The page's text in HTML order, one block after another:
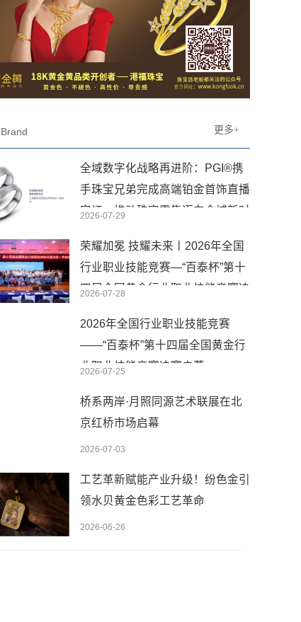
Brand 更多+
全域数字化战略再进阶：PGI®携
手珠宝兄弟完成高端铂金首饰直播
实证，推动珠宝零售迈向全域新时
2026-07-29
荣耀加冕 技耀未来丨2026年全国
行业职业技能竞赛—“百泰杯”第十
四届全国黄金行业职业技能竞赛决
2026-07-28
2026年全国行业职业技能竞赛
——“百泰杯”第十四届全国黄金行
业职业技能竞赛决赛启幕
2026-07-25
桥系两岸·月照同源艺术联展在北
京红桥市场启幕
2026-07-03
工艺革新赋能产业升级！纷色金引
领水贝黄金色彩工艺革命
2026-06-26